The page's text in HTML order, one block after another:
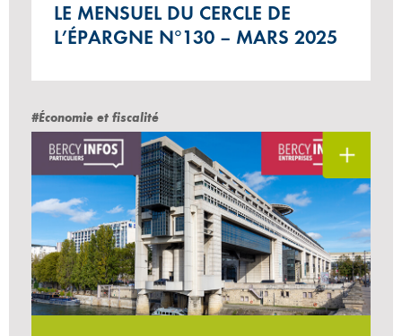
LE MENSUEL DU CERCLE DE
L’ÉPARGNE N°130 – MARS 2025
#Économie et fiscalité